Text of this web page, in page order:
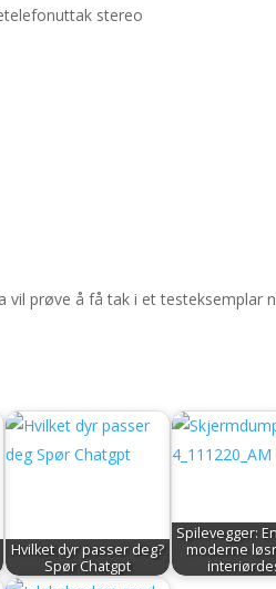
stereo
vil prøve å få tak i et testeksemplar
Hvilket dyr passer deg?
Spør Chatgpt
Spilevegger:
moderne